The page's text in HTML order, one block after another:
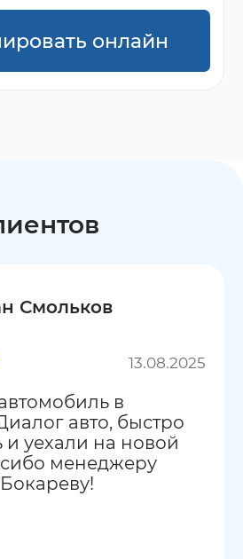
онлайн
Смольков
13.08.2025
в
авто, быстро
уехали на новой
менеджеру